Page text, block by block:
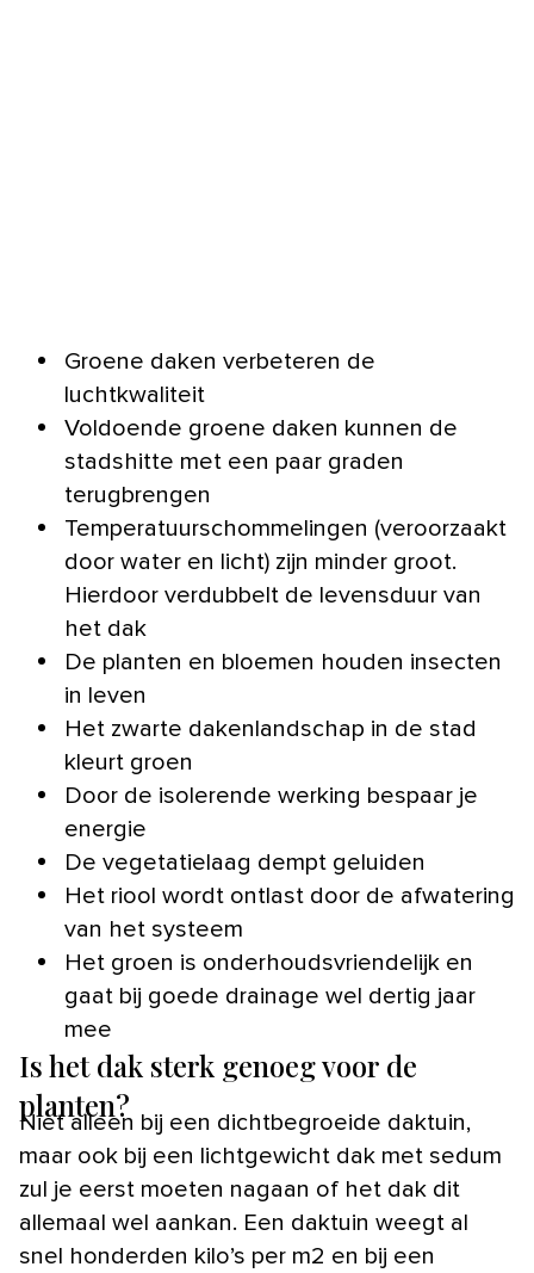
Groene daken verbeteren de
luchtkwaliteit
Voldoende groene daken kunnen de
stadshitte met een paar graden
terugbrengen
Temperatuurschommelingen (veroorzaakt
door water en licht) zijn minder groot.
Hierdoor verdubbelt de levensduur van
het dak
De planten en bloemen houden insecten
in leven
Het zwarte dakenlandschap in de stad
kleurt groen
Door de isolerende werking bespaar je
energie
De vegetatielaag dempt geluiden
Het riool wordt ontlast door de afwatering
van het systeem
Het groen is onderhoudsvriendelijk en
gaat bij goede drainage wel dertig jaar
mee
Is het dak sterk genoeg voor de
planten?
Niet alleen bij een dichtbegroeide daktuin,
maar ook bij een lichtgewicht dak met sedum
zul je eerst moeten nagaan of het dak dit
allemaal wel aankan. Een daktuin weegt al
snel honderden kilo’s per m2 en bij een